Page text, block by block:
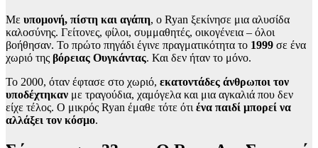
Με υπομονή, πίστη και αγάπη, ο Ryan ξεκίνησε μια αλυσίδα
καλοσύνης. Γείτονες, φίλοι, συμμαθητές, οικογένεια – όλοι
βοήθησαν. Το πρώτο πηγάδι έγινε πραγματικότητα το 1999 σε ένα
χωριό της βόρειας Ουγκάντας. Και δεν ήταν το μόνο.
Το 2000, όταν έφτασε στο χωριό, εκατοντάδες άνθρωποι τον
υποδέχτηκαν με τραγούδια, χαμόγελα και μια αγκαλιά που δεν
είχε τέλος. Ο μικρός Ryan έμαθε τότε ότι ένα παιδί μπορεί να
αλλάξει τον κόσμο.